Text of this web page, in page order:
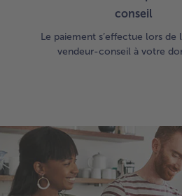
conseil
Le paiement s’effectue lors de
vendeur-conseil à votre